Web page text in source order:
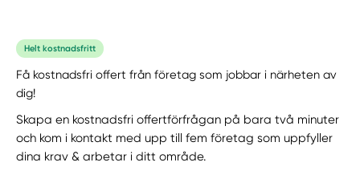
Helt kostnadsfritt
Få kostnadsfri offert från företag som jobbar i närheten av
dig!
Skapa en kostnadsfri offertförfrågan på bara två minuter
och kom i kontakt med upp till fem företag som uppfyller
dina krav & arbetar i ditt område.